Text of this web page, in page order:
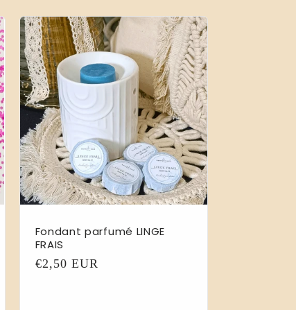
Fondant parfumé LINGE
FRAIS
Prix
€2,50 EUR